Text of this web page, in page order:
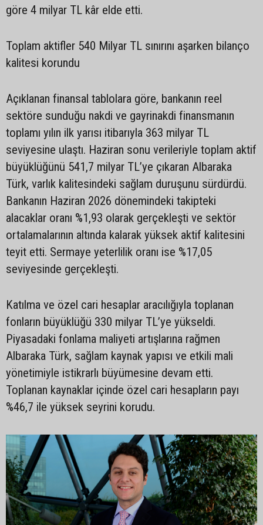
göre 4 milyar TL kâr elde etti.
Toplam aktifler 540 Milyar TL sınırını aşarken bilanço
kalitesi korundu
Açıklanan finansal tablolara göre, bankanın reel
sektöre sunduğu nakdi ve gayrinakdi finansmanın
toplamı yılın ilk yarısı itibarıyla 363 milyar TL
seviyesine ulaştı. Haziran sonu verileriyle toplam aktif
büyüklüğünü 541,7 milyar TL’ye çıkaran Albaraka
Türk, varlık kalitesindeki sağlam duruşunu sürdürdü.
Bankanın Haziran 2026 dönemindeki takipteki
alacaklar oranı %1,93 olarak gerçekleşti ve sektör
ortalamalarının altında kalarak yüksek aktif kalitesini
teyit etti. Sermaye yeterlilik oranı ise %17,05
seviyesinde gerçekleşti.
Katılma ve özel cari hesaplar aracılığıyla toplanan
fonların büyüklüğü 330 milyar TL’ye yükseldi.
Piyasadaki fonlama maliyeti artışlarına rağmen
Albaraka Türk, sağlam kaynak yapısı ve etkili mali
yönetimiyle istikrarlı büyümesine devam etti.
Toplanan kaynaklar içinde özel cari hesapların payı
%46,7 ile yüksek seyrini korudu.